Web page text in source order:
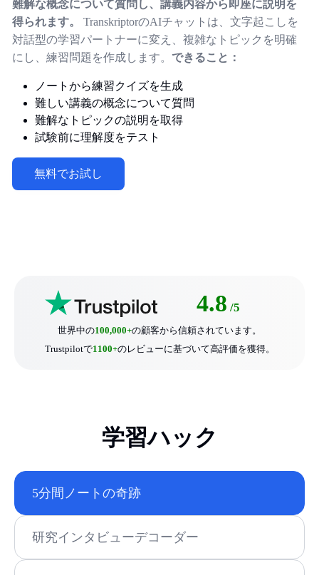
難解な概念について質問し、講義内容から即座に説明を
得られます。
TranskriptorのAIチャットは、文字起こしを
対話型の学習パートナーに変え、複雑なトピックを明確
にし、練習問題を作成します。 できること：
ノートから練習クイズを生成
難しい講義の概念について質問
難解なトピックの説明を取得
試験前に理解度をテスト
無料でお試し
4.8 /5
世界中の100,000+の顧客から信頼されています。
Trustpilotで1100+のレビューに基づいて高評価を獲得。
学習ハック
5分間ノートの奇跡
研究インタビューデコーダー